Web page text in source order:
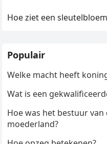
Hoe ziet een
Populair
Welke macht heeft
Wat is een
Hoe was het bestuur
moederland?